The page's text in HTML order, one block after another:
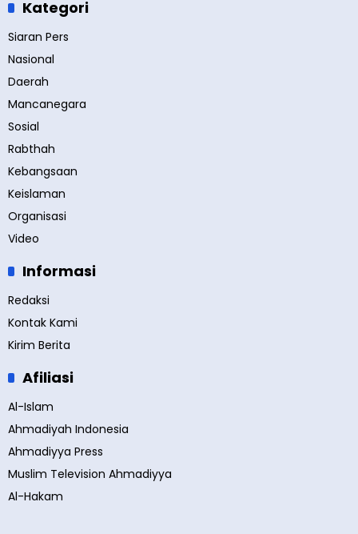
Kategori
Siaran Pers
Nasional
Daerah
Mancanegara
Sosial
Rabthah
Kebangsaan
Keislaman
Organisasi
Video
Informasi
Redaksi
Kontak Kami
Kirim Berita
Afiliasi
Al-Islam
Ahmadiyah Indonesia
Ahmadiyya Press
Muslim Television Ahmadiyya
Al-Hakam